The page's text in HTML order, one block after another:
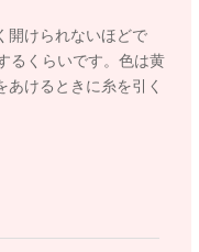
開けられないほどで
るくらいです。色は黄
けるときに糸を引く